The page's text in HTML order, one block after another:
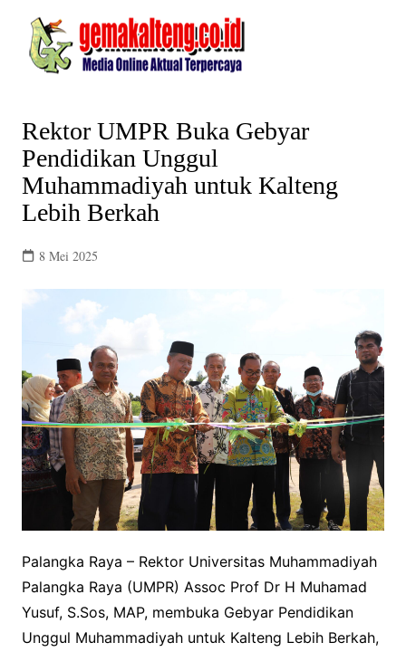
content
Rektor UMPR Buka Gebyar
Pendidikan Unggul
Muhammadiyah untuk Kalteng
Lebih Berkah
8 Mei 2025
Palangka Raya – Rektor Universitas Muhammadiyah
Palangka Raya (UMPR) Assoc Prof Dr H Muhamad
Yusuf, S.Sos, MAP, membuka Gebyar Pendidikan
Unggul Muhammadiyah untuk Kalteng Lebih Berkah,